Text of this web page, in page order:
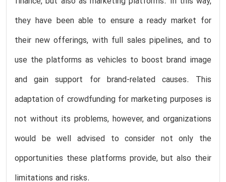
they have been able to ensure a ready market for
their new offerings, with full sales pipelines, and to
use the platforms as vehicles to boost brand image
and gain support for brand-related causes. This
adaptation of crowdfunding for marketing purposes is
not without its problems, however, and organizations
would be well advised to consider not only the
opportunities these platforms provide, but also their
limitations and risks.